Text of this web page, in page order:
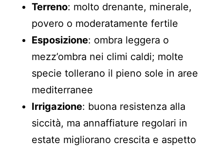
Terreno: molto drenante, minerale,
povero o moderatamente fertile
Esposizione: ombra leggera o
mezz’ombra nei climi caldi; molte
specie tollerano il pieno sole in aree
mediterranee
Irrigazione: buona resistenza alla
siccità, ma annaffiature regolari in
estate migliorano crescita e aspetto